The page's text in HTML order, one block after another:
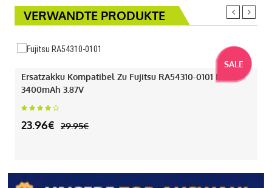
VERWANDTE PRODUKTE
SALE
Ersatzakku Kompatibel Zu Fujitsu RA54310-0101 Mit
3400mAh 3.87V
23.96€ 29.95€